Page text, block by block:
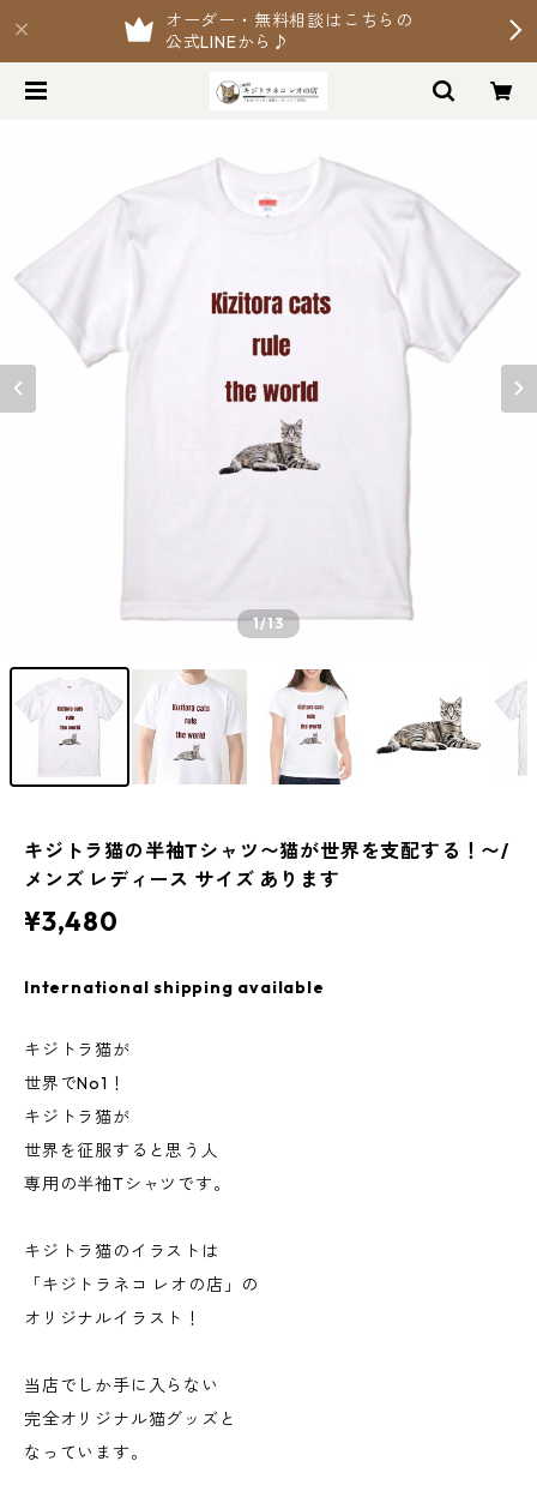
オーダー・無料相談はこちらの
公式LINEから♪
1/13
キジトラ猫の半袖Tシャツ〜猫が世界を支配する！〜/
メンズ レディース サイズ あります
¥3,480
International shipping available
キジトラ猫が
世界でNo1！
キジトラ猫が
世界を征服すると思う人
専用の半袖Tシャツです。
キジトラ猫のイラストは
「キジトラネコ レオの店」の
オリジナルイラスト！
当店でしか手に入らない
完全オリジナル猫グッズと
なっています。